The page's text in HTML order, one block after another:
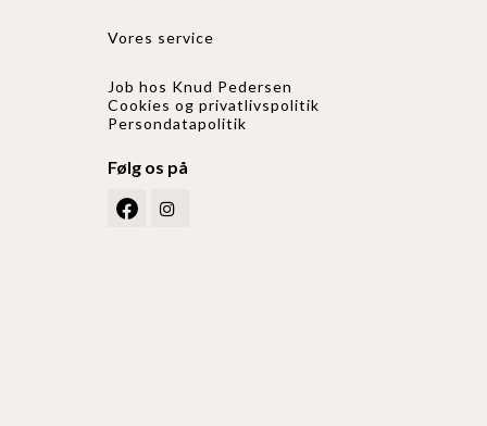
Vores service
Job hos Knud Pedersen
Cookies og privatlivspolitik
Persondatapolitik
Følg os på